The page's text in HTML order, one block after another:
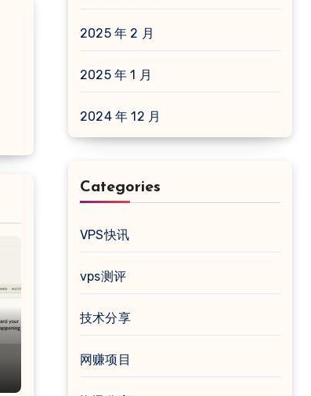
2025 年 2 月
2025 年 1 月
2024 年 12 月
Categories
VPS快讯
vps测评
技术分享
网赚项目